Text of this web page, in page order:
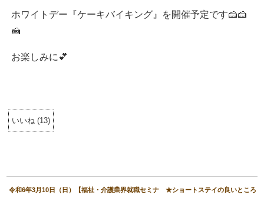
ホワイトデー『ケーキバイキング』を開催予定です🍰🍰
🍰
お楽しみに💕
いいね (13)
令和6年3月10日（日）【福祉・介護業界就職セミナ
★ショートステイの良いところ